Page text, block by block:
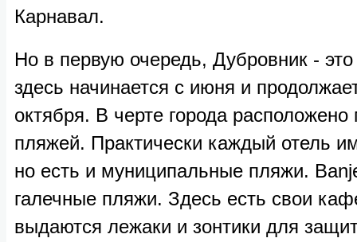
Карнавал.
Но в первую очередь, Дубровник - это
здесь начинается с июня и
октября. В черте города
пляжей. Практически каждый отель
но есть и муниципальные пляжи.
галечные пляжи. Здесь есть свои
выдаются лежаки и зонтики для